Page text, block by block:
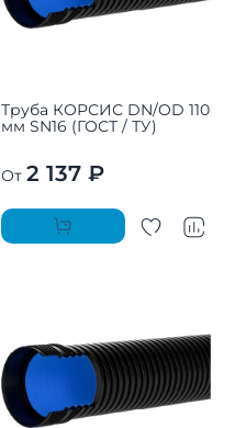
Труба КОРСИС DN/OD 110
мм SN16 (ГОСТ / ТУ)
От 2 137 ₽